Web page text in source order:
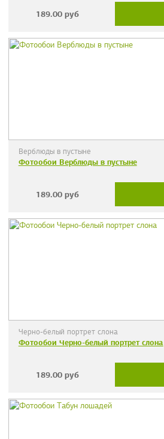
189.00 руб
Верблюды в пустыне
Фотообои Верблюды в пустыне
189.00 руб
Черно-белый портрет слона
Фотообои Черно-белый портрет слона
189.00 руб